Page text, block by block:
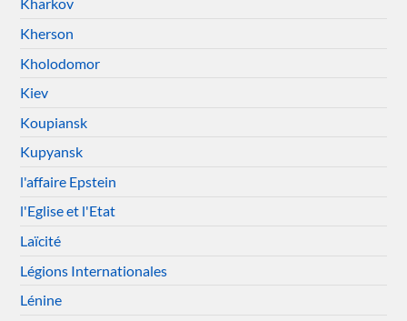
Kharkov
Kherson
Kholodomor
Kiev
Koupiansk
Kupyansk
l'affaire Epstein
l'Eglise et l'Etat
Laïcité
Légions Internationales
Lénine